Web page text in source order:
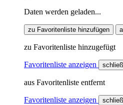
Daten werden geladen...
zu Favoritenliste hinzufügen
zu Favoritenliste hinzugefügt
Favoritenliste anzeigen
aus Favoritenliste entfernt
Favoritenliste anzeigen